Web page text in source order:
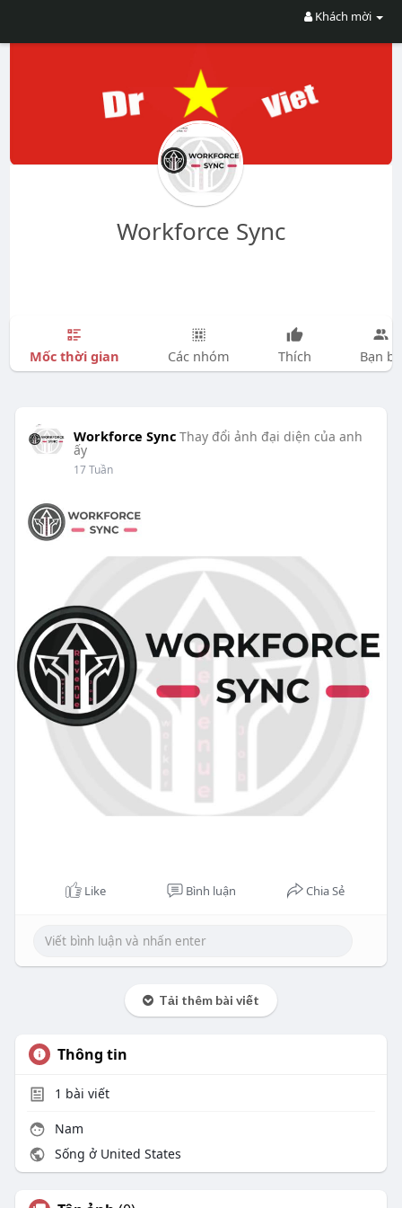
Khách mời
Workforce Sync
Mốc thời gian Các nhóm Thích Bạn bè
Workforce Sync Thay đổi ảnh đại diện của anh
ấy
17 Tuần
Like Bình luận Chia Sẻ
Tải thêm bài viết
Thông tin
1 bài viết
Nam
Sống ở United States